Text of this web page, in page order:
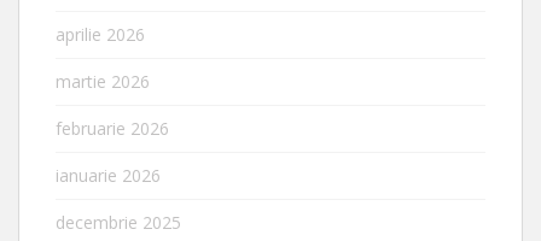
aprilie 2026
martie 2026
februarie 2026
ianuarie 2026
decembrie 2025